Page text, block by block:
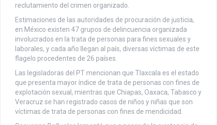
reclutamiento del crimen organizado.
Estimaciones de las autoridades de procuración de justicia,
en México existen 47 grupos de delincuencia organizada
involucrados en la trata de personas para fines sexuales y
laborales, y cada año llegan al país, diversas víctimas de este
flagelo procedentes de 26 países.
Las legisladoras del PT mencionan que Tlaxcala es el estado
que presenta mayor índice de trata de personas con fines de
explotación sexual, mientras que Chiapas, Oaxaca, Tabasco y
Veracruz se han registrado casos de niños y niñas que son
víctimas de trata de personas con fines de mendicidad.